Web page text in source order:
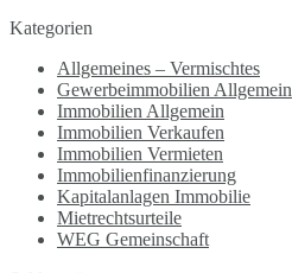
Kategorien
Allgemeines – Vermischtes
Gewerbeimmobilien Allgemein
Immobilien Allgemein
Immobilien Verkaufen
Immobilien Vermieten
Immobilienfinanzierung
Kapitalanlagen Immobilie
Mietrechtsurteile
WEG Gemeinschaft